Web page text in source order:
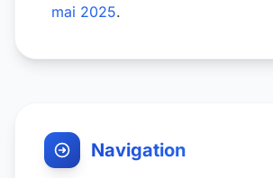
mai 2025.
Navigation